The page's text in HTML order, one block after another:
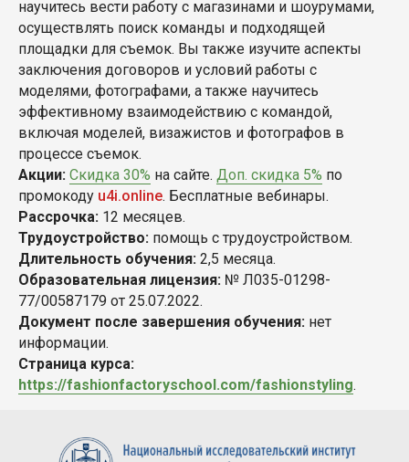
научитесь вести работу с магазинами и шоурумами,
осуществлять поиск команды и подходящей
площадки для съемок. Вы также изучите аспекты
заключения договоров и условий работы с
моделями, фотографами, а также научитесь
эффективному взаимодействию с командой,
включая моделей, визажистов и фотографов в
процессе съемок.
Акции: Скидка 30% на сайте. Доп. скидка 5% по
промокоду u4i.online. Бесплатные вебинары.
Рассрочка: 12 месяцев.
Трудоустройство: помощь с трудоустройством.
Длительность обучения: 2,5 месяца.
Образовательная лицензия: № Л035-01298-
77/00587179 от 25.07.2022.
Документ после завершения обучения: нет
информации.
Страница курса:
https://fashionfactoryschool.com/fashionstyling.